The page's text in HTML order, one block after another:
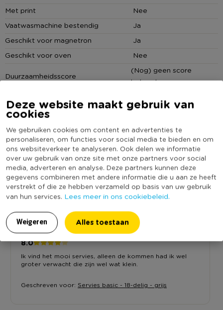
Deze website maakt gebruik van
cookies
We gebruiken cookies om content en advertenties te
personaliseren, om functies voor social media te bieden en om
ons websiteverkeer te analyseren. Ook delen we informatie
over uw gebruik van onze site met onze partners voor social
media, adverteren en analyse. Deze partners kunnen deze
gegevens combineren met andere informatie die u aan ze heeft
verstrekt of die ze hebben verzameld op basis van uw gebruik
van hun services. Lees meer in ons cookiebeleid.
Weigeren Alles toestaan
* Grijze kleur
* Magnetron- en vaatwasmachinebestendig
Met print
Nee
Vaatwasmachine bestendig
Ja
Geschikt voor magnetron
Ja
Geschikt voor oven
Nee
Duurzaamheidsscore
(Nog) geen score
bekend
Reviews
8.0 Op basis van 1 reviews
Reymanda
8.0
Ik vind het mooi servies, alleen de kommen had ik wel
groter verwacht die zijn wel wat klein.
Geschreven voor: Servies basic - 18-delig - grijs